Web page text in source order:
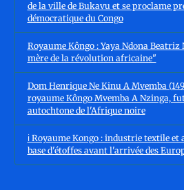
de la ville de Bukavu et se proclame
démocratique du Congo
Royaume Kôngo : Yaya Ndona
mère de la révolution africaine"
Dom Henrique Ne Kinu A Mvemba
royaume Kôngo Mvemba A Nzinga,
autochtone de l'Afrique noire
ℹ️ Royaume Kongo : industrie textile
base d'étoffes avant l'arrivée des